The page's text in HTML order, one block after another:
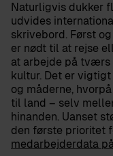
Naturligvis dukker
udvides
skrivebord. Først
er nødt til at rejse
at arbejde på tværs
kultur. Det er
og måderne,
til land – selv
hinanden. Uanset
den første prioritet
medarbejderdata